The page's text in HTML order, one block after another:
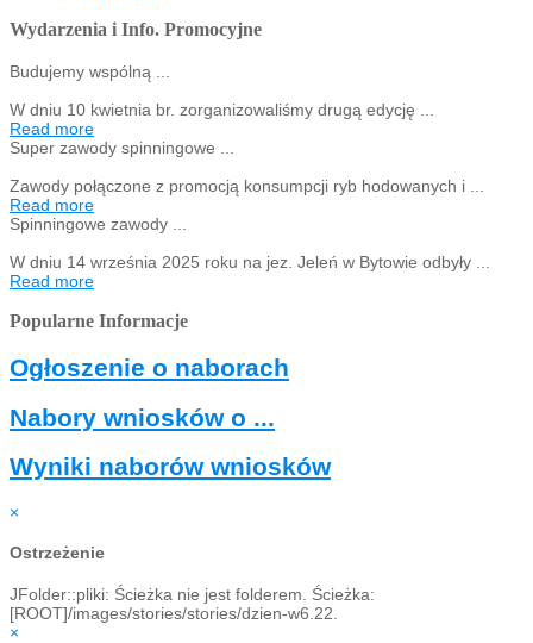
Wydarzenia i Info. Promocyjne
Budujemy wspólną ...
W dniu 10 kwietnia br. zorganizowaliśmy drugą edycję ...
Read more
Super zawody spinningowe ...
Zawody połączone z promocją konsumpcji ryb hodowanych i ...
Read more
Spinningowe zawody ...
W dniu 14 września 2025 roku na jez. Jeleń w Bytowie odbyły ...
Read more
Popularne Informacje
Ogłoszenie o naborach
Nabory wniosków o ...
Wyniki naborów wniosków
×
Ostrzeżenie
JFolder::pliki: Ścieżka nie jest folderem. Ścieżka:
[ROOT]/images/stories/stories/dzien-w6.22.
×